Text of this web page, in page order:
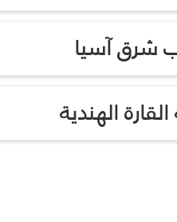
شرق آسيا
الهندية